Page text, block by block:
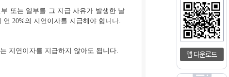
앱 다운로드
또는 일부를 그 지급 사유가 발생한 날
20%의 지연이자를 지급해야 합니다.
지연이자를 지급하지 않아도 됩니다.